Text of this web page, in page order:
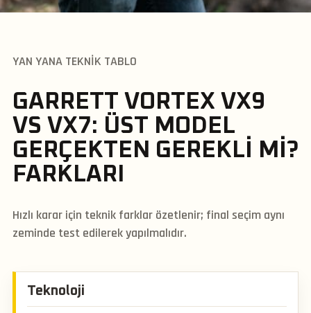
YAN YANA TEKNIK TABLO
GARRETT VORTEX VX9
VS VX7: ÜST MODEL
GERÇEKTEN GEREKLI MI?
FARKLARI
Hızlı karar için teknik farklar özetlenir; final seçim aynı
zeminde test edilerek yapılmalıdır.
Teknoloji